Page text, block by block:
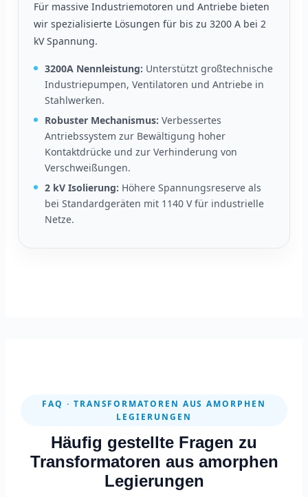
Für massive Industriemotoren und Antriebe bieten
wir spezialisierte Lösungen für bis zu 3200 A bei 2
kV Spannung.
3200A Nennleistung: Unterstützt großtechnische
Industriepumpen, Ventilatoren und Antriebe in
Stahlwerken.
Robuster Mechanismus: Verbessertes
Antriebssystem zur Bewältigung hoher
Kontaktdrücke und zur Verhinderung von
Verschweißungen.
2 kV Isolierung: Höhere Spannungsreserve als
bei Standardgeräten mit 1140 V für industrielle
Netze.
FAQ · TRANSFORMATOREN AUS AMORPHEN
LEGIERUNGEN
Häufig gestellte Fragen zu
Transformatoren aus amorphen
Legierungen